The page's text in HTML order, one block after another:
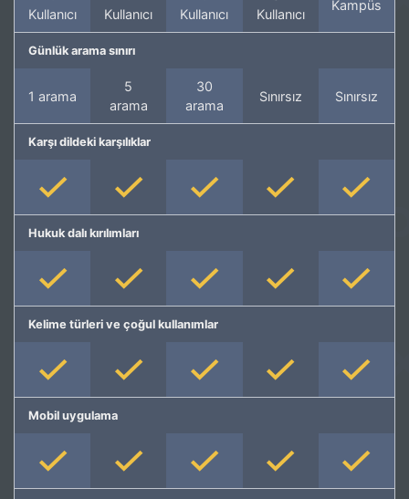
Kullanıcı
Kullanıcı
Kullanıcı
Kullanıcı
Kampüs
Günlük arama sınırı
1 arama
5
arama
30
arama
Sınırsız Sınırsız
Karşı dildeki karşılıklar
Hukuk dalı kırılımları
Kelime türleri ve çoğul kullanımlar
Mobil uygulama